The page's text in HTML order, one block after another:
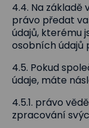
4.4. Na základě
právo předat
údajů, kterému
osobních údajů
4.5. Pokud
údaje, máte
4.5.1. právo
zpracování